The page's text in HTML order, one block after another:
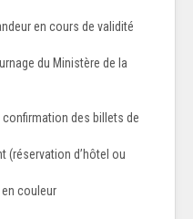
en cours de validité
du Ministère de la
des billets de
(réservation d’hôtel ou
couleur